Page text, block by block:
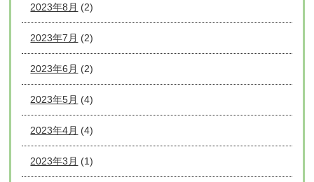
2023年8月 (2)
2023年7月 (2)
2023年6月 (2)
2023年5月 (4)
2023年4月 (4)
2023年3月 (1)